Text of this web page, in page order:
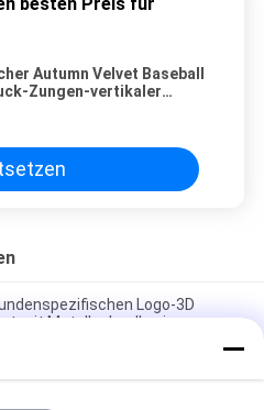
Autumn Velvet Baseball
Zungen-vertikaler
Logo-3D
mit Metallschnalle ein
des Polyester-6